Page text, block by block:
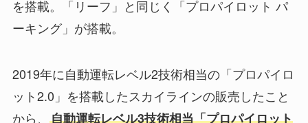
を搭載。「リーフ」と同じく「プロパイロット パ
ーキング」が搭載。
2019年に自動運転レベル2技術相当の「プロパイロ
ット2.0」を搭載したスカイラインの販売したこと
から、 自動運転レベル3技術相当「プロパイロット